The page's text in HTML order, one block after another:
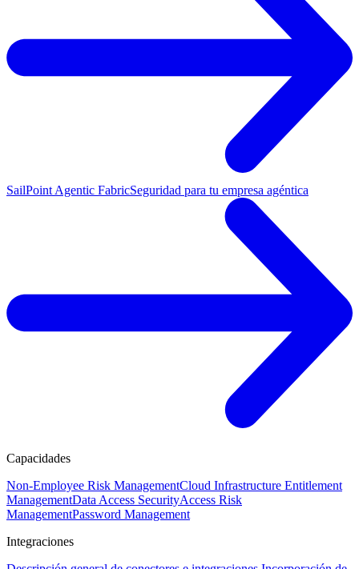
SailPoint Agentic FabricSeguridad para tu empresa agéntica
Capacidades
Non-Employee Risk ManagementCloud Infrastructure Entitlement
ManagementData Access SecurityAccess Risk
ManagementPassword Management
Integraciones